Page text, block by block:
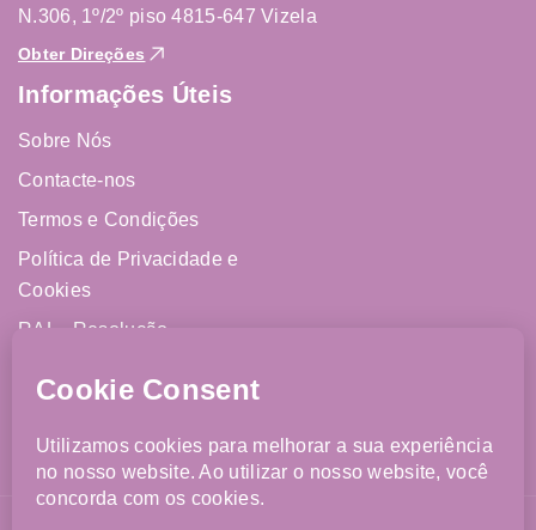
N.306, 1º/2º piso 4815-647 Vizela
Obter Direções
Informações Úteis
Sobre Nós
Contacte-nos
Termos e Condições
Política de Privacidade e
Cookies
RAL - Resolução
Livro de Reclamações